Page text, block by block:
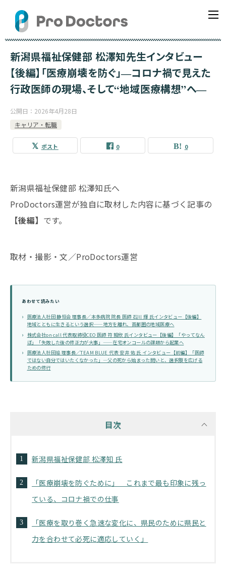
新潟県福祉保健部 松澤知先生インタビュー
【後編】「医療崩壊を防ぐ」―コロナ禍で見えた
行政医師の現場、そして“地域医療構想”へ―
公開日： 2026年4月28日
キャリア・転職
ポスト 0 0
新潟県福祉保健部 松澤知氏へ
ProDoctors運営が独自に取材した内容に基づく記事の
【後編】 です。
取材・撮影・文／ProDoctors運営
あわせて読みたい
医療法人社団 静恒会 理事長／本多病院 院長 医師 石川 輝 氏インタビュー【後編】
地域とともに生きるという選択——地方を離れ、首都圏の地域医療へ
株式会社on call 代表取締役CEO 医師 符 毅欣 氏インタビュー【後編】「やってなん
ぼ」「失敗した後の修正力が大事」——在宅オンコールの課題から起業へ
医療法人社団焔 理事長／TEAM BLUE 代表 安井 佑 氏 インタビュー【前編】「医師
ではない自分ではいたくなかった」―父の死から始まった問いと、選択肢を広げる
ための修行
目次
新潟県福祉保健部 松澤知 氏
「医療崩壊を防ぐために」 これまで最も印象に残っ
ている、コロナ禍での仕事
「医療を取り巻く急速な変化に、県民のために県民と
力を合わせて必死に適応していく」